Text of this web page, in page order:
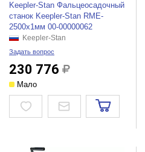
Keepler-Stan Фальцеосадочный
станок Keepler-Stan RME-
2500x1мм 00-00000062
Keepler-Stan
Задать вопрос
230 776
Мало